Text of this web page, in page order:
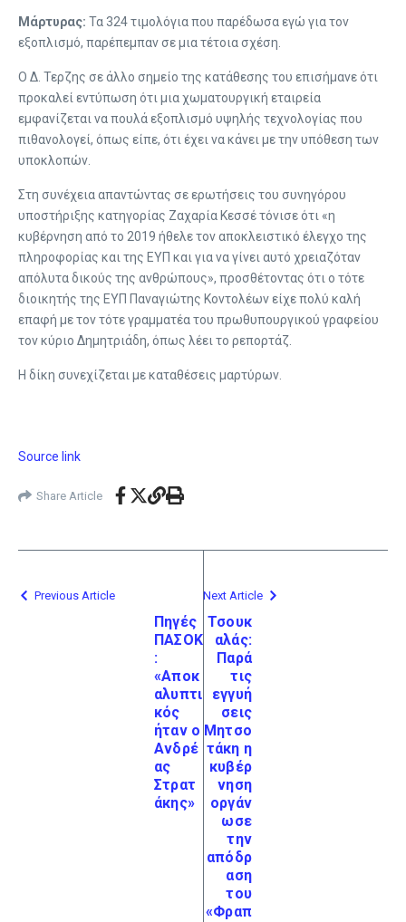
Μάρτυρας: Τα 324 τιμολόγια που παρέδωσα εγώ για τον
εξοπλισμό, παρέπεμπαν σε μια τέτοια σχέση.
Ο Δ. Τερζης σε άλλο σημείο της κατάθεσης του επισήμανε ότι
προκαλεί εντύπωση ότι μια χωματουργική εταιρεία
εμφανίζεται να πουλά εξοπλισμό υψηλής τεχνολογίας που
πιθανολογεί, όπως είπε, ότι έχει να κάνει με την υπόθεση των
υποκλοπών.
Στη συνέχεια απαντώντας σε ερωτήσεις του συνηγόρου
υποστήριξης κατηγορίας Ζαχαρία Κεσσέ τόνισε ότι «η
κυβέρνηση από το 2019 ήθελε τον αποκλειστικό έλεγχο της
πληροφορίας και της ΕΥΠ και για να γίνει αυτό χρειαζόταν
απόλυτα δικούς της ανθρώπους», προσθέτοντας ότι ο τότε
διοικητής της ΕΥΠ Παναγιώτης Κοντολέων είχε πολύ καλή
επαφή με τον τότε γραμματέα του πρωθυπουργικού γραφείου
τον κύριο Δημητριάδη, όπως λέει το ρεπορτάζ.
Η δίκη συνεχίζεται με καταθέσεις μαρτύρων.
Source link
Share Article
Previous Article
Πηγές
ΠΑΣΟΚ
:
«Aποκ
αλυπτι
κός
ήταν ο
Ανδρέ
ας
Στρατ
άκης»
Next Article
Τσουκ
αλάς:
Παρά
τις
εγγυή
σεις
Μητσο
τάκη η
κυβέρ
νηση
οργάν
ωσε
την
απόδρ
αση
του
«Φραπ